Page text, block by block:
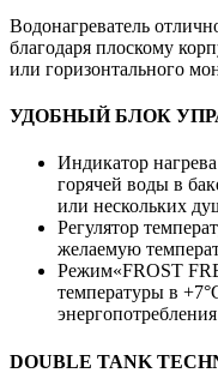
Водонагреватель
благодаря плоскому
или горизонтального
УДОБНЫЙ БЛОК
Индикатор
горячей воды в
или нескольких
Регулятор
желаемую
Режим«FROST
температуры в
DOUBLE TANK